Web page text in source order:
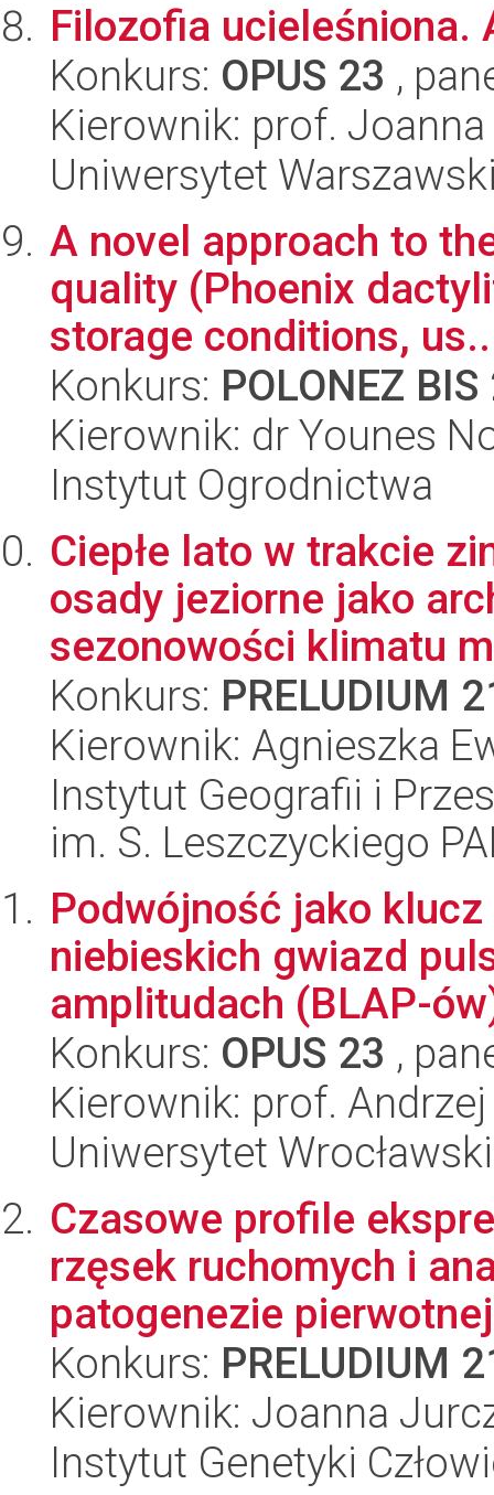
Filozofia ucieleśniona.
Konkurs: OPUS 23 ,
Kierownik: prof.
Uniwersytet
A novel approach to
quality (Phoenix
storage conditions,
Konkurs: POLONEZ BIS
Kierownik: dr Younes
Instytut Ogrodnictwa
Ciepłe lato w trakcie
osady jeziorne jako
sezonowości klimatu
Konkurs: PRELUDIUM
Kierownik: Agnieszka
Instytut Geografii i
im. S. Leszczyckiego
Podwójność jako
niebieskich gwiazd
amplitudach (BLAP-
Konkurs: OPUS 23 ,
Kierownik: prof.
Uniwersytet
Czasowe profile
rzęsek ruchomych i
patogenezie
Konkurs: PRELUDIUM
Kierownik: Joanna
Instytut Genetyki